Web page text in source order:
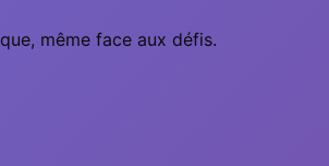
même face aux défis.